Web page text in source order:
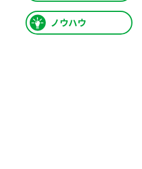
ノウハウ